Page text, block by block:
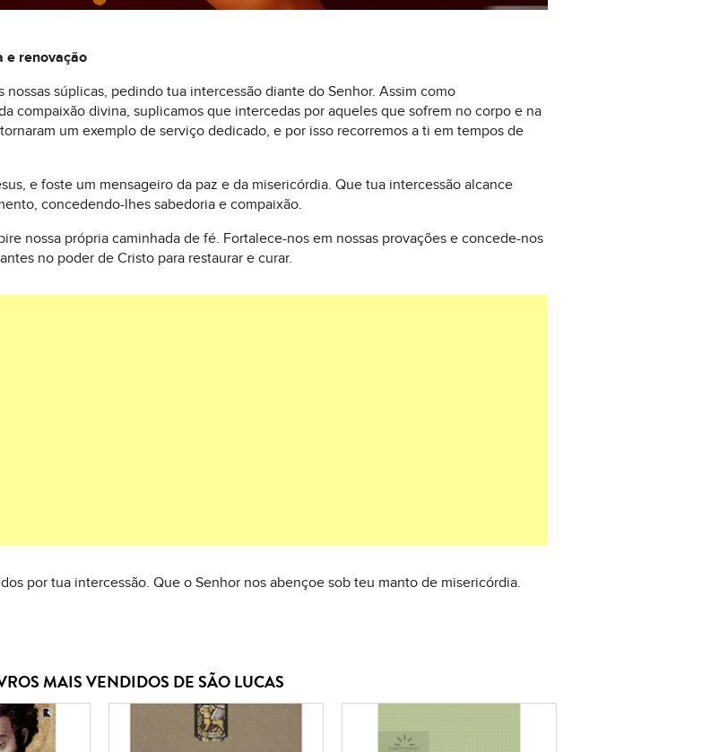
e renovação
súplicas, pedindo tua intercessão diante do Senhor. Assim como
compaixão divina, suplicamos que intercedas por aqueles que sofrem no corpo e na
um exemplo de serviço dedicado, e por isso recorremos a ti em tempos de
e foste um mensageiro da paz e da misericórdia. Que tua intercessão alcance
concedendo-lhes sabedoria e compaixão.
nossa própria caminhada de fé. Fortalece-nos em nossas provações e concede-nos
no poder de Cristo para restaurar e curar.
por tua intercessão. Que o Senhor nos abençoe sob teu manto de misericórdia.
MAIS VENDIDOS DE SÃO LUCAS